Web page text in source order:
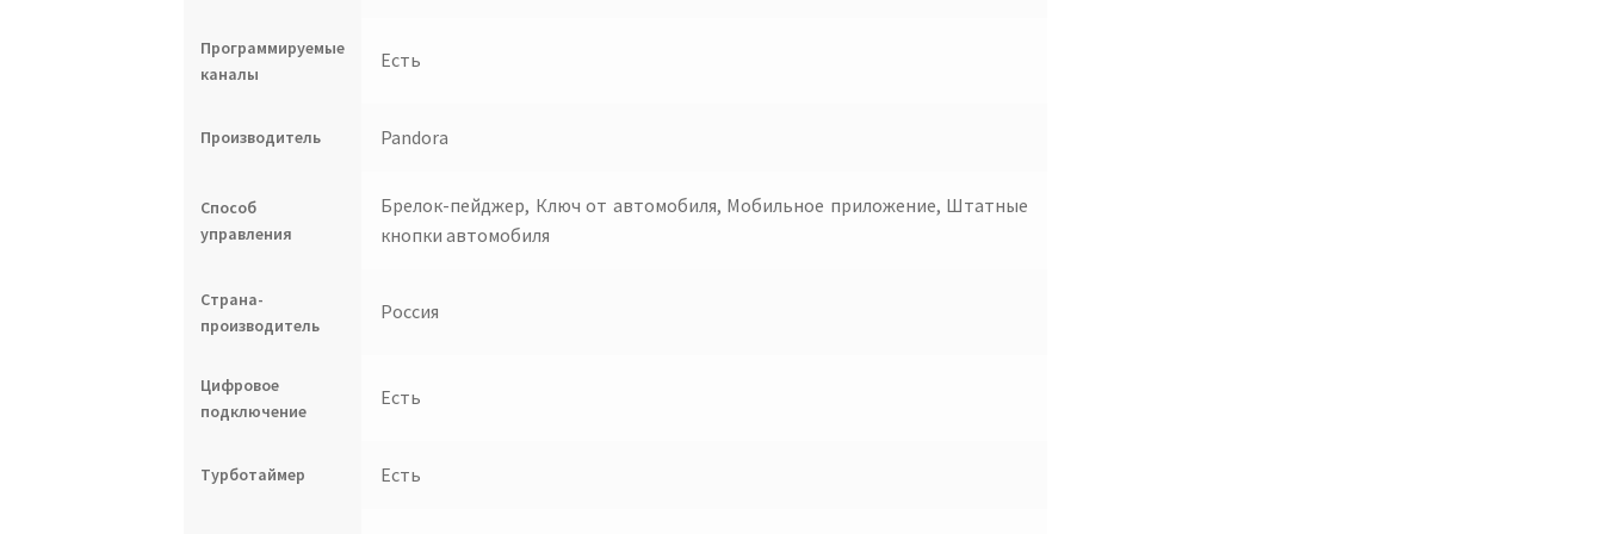
Программируемые
каналы
Есть
Производитель Pandora
Способ
управления
Брелок-пейджер, Ключ от автомобиля, Мобильное приложение, Штатные
кнопки автомобиля
Страна-
производитель
Россия
Цифровое
подключение
Есть
Турботаймер Есть